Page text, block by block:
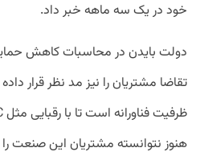
خود در یک سه ماهه خبر داد.
دولت بایدن در محاسبات کاهش
تقاضا مشتریان را نیز مد نظر قرار
هنوز نتوانسته مشتریان این صنعت